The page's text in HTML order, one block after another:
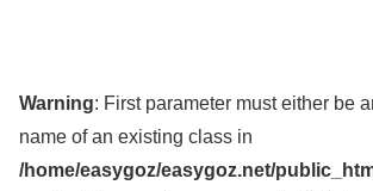
Warning: First parameter must either be
name of an existing class in
/home/easygoz/easygoz.net/